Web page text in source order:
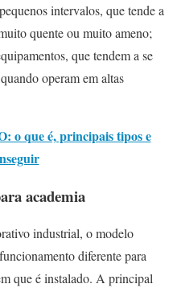
intervalos, que tende a
quente ou muito ameno;
que tendem a se
operam em altas
o que é, principais tipos e
academia
industrial, o modelo
diferente para
que é instalado. A principal